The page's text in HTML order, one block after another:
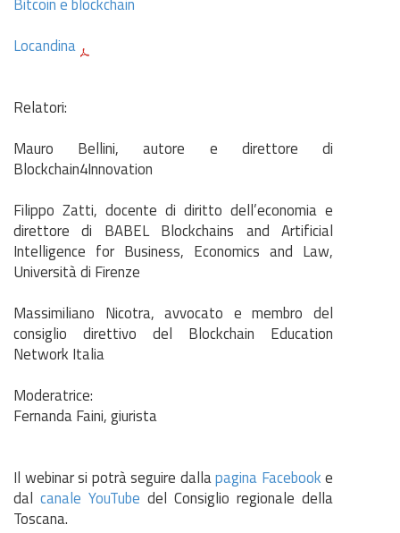
Locandina
Relatori:
Mauro Bellini, autore e direttore di
Blockchain4Innovation
Filippo Zatti, docente di diritto dell’economia e
direttore di BABEL Blockchains and Artificial
Intelligence for Business, Economics and Law,
Università di Firenze
Massimiliano Nicotra, avvocato e membro del
consiglio direttivo del Blockchain Education
Network Italia
Moderatrice:
Fernanda Faini, giurista
Il webinar si potrà seguire dallapagina Facebooke
dal canale YouTube del Consiglio regionale della
Toscana.